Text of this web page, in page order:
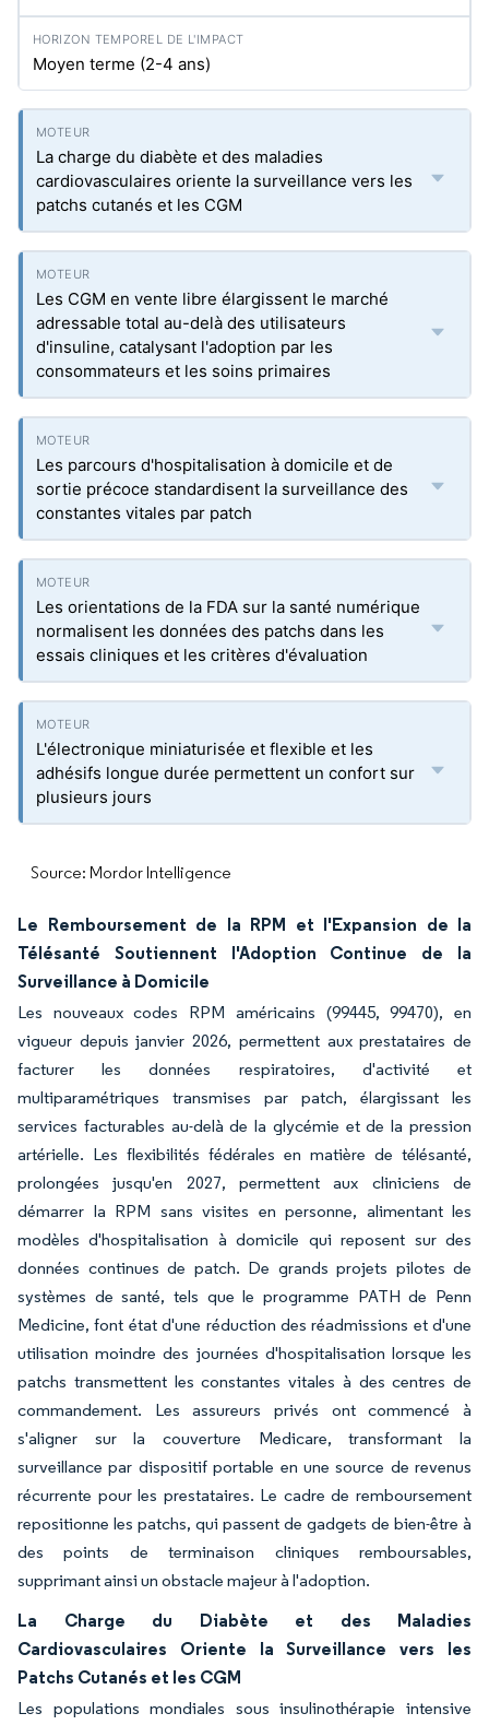
Moyen terme (2-4 ans)
La charge du diabète et des maladies
cardiovasculaires oriente la surveillance vers les
patchs cutanés et les CGM
Les CGM en vente libre élargissent le marché
adressable total au-delà des utilisateurs
d'insuline, catalysant l'adoption par les
consommateurs et les soins primaires
Les parcours d'hospitalisation à domicile et de
sortie précoce standardisent la surveillance des
constantes vitales par patch
Les orientations de la FDA sur la santé numérique
normalisent les données des patchs dans les
essais cliniques et les critères d'évaluation
L'électronique miniaturisée et flexible et les
adhésifs longue durée permettent un confort sur
plusieurs jours
Source: Mordor Intelligence
Le Remboursement de la RPM et l'Expansion de la
Télésanté Soutiennent l'Adoption Continue de la
Surveillance à Domicile
Les nouveaux codes RPM américains (99445, 99470), en
vigueur depuis janvier 2026, permettent aux prestataires de
facturer les données respiratoires, d'activité et
multiparamétriques transmises par patch, élargissant les
services facturables au-delà de la glycémie et de la pression
artérielle. Les flexibilités fédérales en matière de télésanté,
prolongées jusqu'en 2027, permettent aux cliniciens de
démarrer la RPM sans visites en personne, alimentant les
modèles d'hospitalisation à domicile qui reposent sur des
données continues de patch. De grands projets pilotes de
systèmes de santé, tels que le programme PATH de Penn
Medicine, font état d'une réduction des réadmissions et d'une
utilisation moindre des journées d'hospitalisation lorsque les
patchs transmettent les constantes vitales à des centres de
commandement. Les assureurs privés ont commencé à
s'aligner sur la couverture Medicare, transformant la
surveillance par dispositif portable en une source de revenus
récurrente pour les prestataires. Le cadre de remboursement
repositionne les patchs, qui passent de gadgets de bien-être à
des points de terminaison cliniques remboursables,
supprimant ainsi un obstacle majeur à l'adoption.
La Charge du Diabète et des Maladies
Cardiovasculaires Oriente la Surveillance vers les
Patchs Cutanés et les CGM
Les populations mondiales sous insulinothérapie intensive